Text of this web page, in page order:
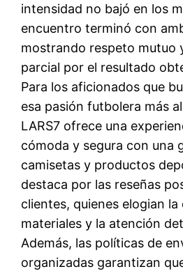
intensidad no bajó en los
encuentro terminó con
mostrando respeto mutuo
parcial por el resultado
Para los aficionados que
esa pasión futbolera más
LARS7 ofrece una
cómoda y segura con una
camisetas y productos
destaca por las reseñas
clientes, quienes elogian la
materiales y la atención
Además, las políticas de
organizadas garantizan